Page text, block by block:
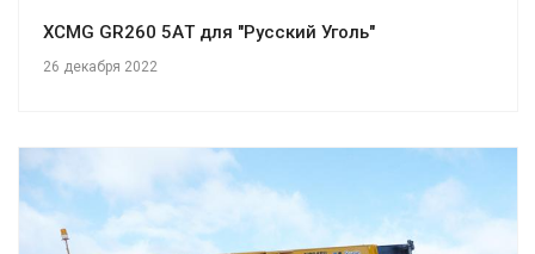
XCMG GR260 5AТ для "Русский Уголь"
26 декабря 2022